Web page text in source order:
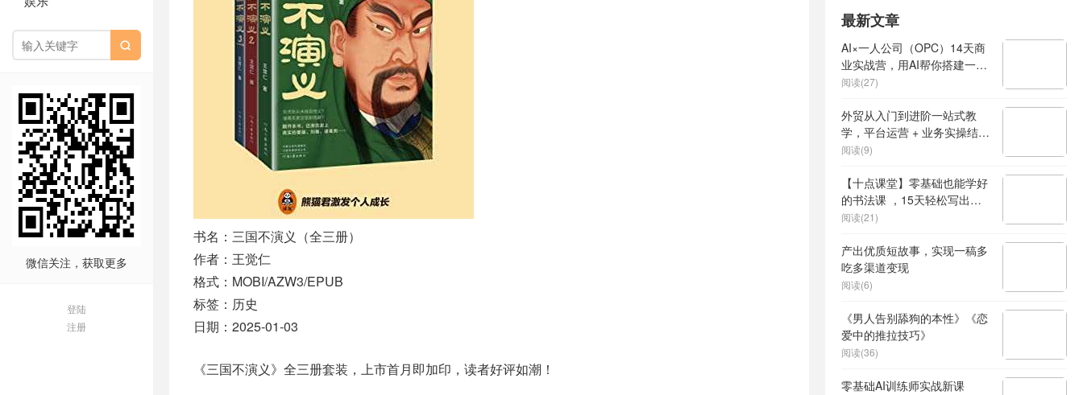

微信关注，获取更多
登陆
注册
书名：三国不演义（全三册）
作者：王觉仁
格式：MOBI/AZW3/EPUB
标签：历史
日期：2025-01-03
《三国不演义》全三册套装，上市首月即加印，读者好评如潮！
最新文章
AI×一人公司（OPC）14天商
业实战营，用AI帮你搭建一个
属于你自己的、能独立賺钱的
阅读(27)
外贸从入门到进阶一站式教
学，平台运营 + 业务实操结
合，实现业绩稳步增长
阅读(9)
【十点课堂】零基础也能学好
的书法课 ，15天轻松写出漂
亮人生
阅读(21)
产出优质短故事，实现一稿多
吃多渠道变现
阅读(6)
《男人告别舔狗的本性》《恋
爱中的推拉技巧》
阅读(36)
零基础AI训练师实战新课